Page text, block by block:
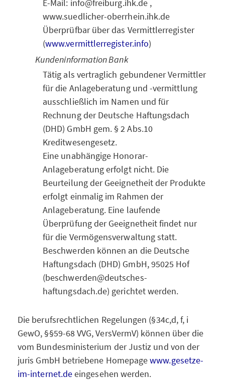
E-Mail: info@freiburg.ihk.de ,
www.suedlicher-oberrhein.ihk.de
Überprüfbar über das Vermittlerregister
(www.vermittlerregister.info)
Kundeninformation Bank
Tätig als vertraglich gebundener Vermittler
für die Anlageberatung und -vermittlung
ausschließlich im Namen und für
Rechnung der Deutsche Haftungsdach
(DHD) GmbH gem. § 2 Abs.10
Kreditwesengesetz.
Eine unabhängige Honorar-
Anlageberatung erfolgt nicht. Die
Beurteilung der Geeignetheit der Produkte
erfolgt einmalig im Rahmen der
Anlageberatung. Eine laufende
Überprüfung der Geeignetheit findet nur
für die Vermögensverwaltung statt.
Beschwerden können an die Deutsche
Haftungsdach (DHD) GmbH, 95025 Hof
(beschwerden@deutsches-
haftungsdach.de) gerichtet werden.
Die berufsrechtlichen Regelungen (§34c,d, f, i
GewO, §§59-68 VVG, VersVermV) können über die
vom Bundesministerium der Justiz und von der
juris GmbH betriebene Homepagewww.gesetze-
im-internet.deeingesehen werden.